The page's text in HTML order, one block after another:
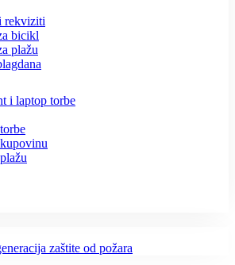
rekviziti
bicikl
plažu
i laptop torbe
zaštite od požara